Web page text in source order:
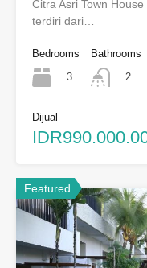
Citra Asri Town
terdiri dari…
Bedrooms
3
Bathrooms
2
Dijual
Featured